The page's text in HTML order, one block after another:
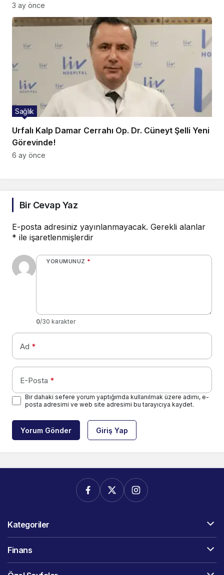
3 ay önce
Urfalı Kalp Damar Cerrahı Op. Dr. Cüneyt Şelli Yeni
Görevinde!
Sağlık
6 ay önce
Bir Cevap Yaz
E-posta adresiniz yayınlanmayacak. Gerekli alanlar
* ile işaretlenmişlerdir
YORUMUNUZ *
0/30 karakter
Ad *
E-Posta *
Bir dahaki sefere yorum yaptığımda kullanılmak üzere adımı, e-
posta adresimi ve web site adresimi bu tarayıcıya kaydet.
Yorum Gönder Giriş Yap
Kategoriler
Finans